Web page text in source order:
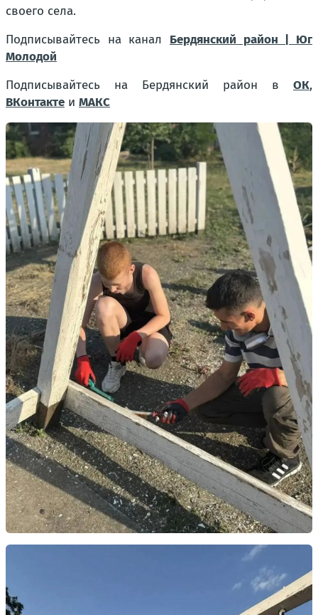
своего села.
Подписывайтесь на канал Бердянский район | Юг
Молодой
Подписывайтесь на Бердянский район в ОК,
ВКонтакте и МАКС